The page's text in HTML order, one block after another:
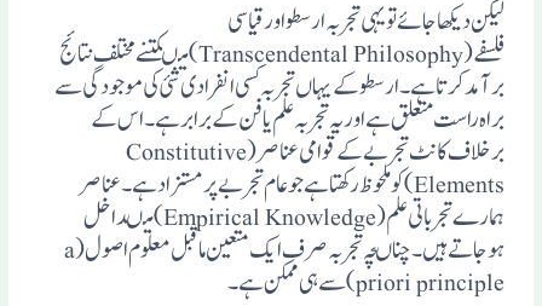
لیکن دیکھاجائے تویہی تجربہ ارسطواورقیاسی
فلسفے(Transcendental Philosophy) میںکتنے مختلف نتائج
برآمدکرتاہے ۔ارسطوکے یہاں تجربہ کسی انفرادی شئی کی موجودگی سے
براہ راست متعلق ہے اوریہ تجربہ علم یافن کے برابرہے ۔اس کے
برخلاف کانٹ تجربے کے قوامی عناصر(Constitutive
Elements)کوملحوظ رکھتاہے جوعام تجربے پرمستزادہے ۔عناصر
ہمارے تجرباتی علم (Empirical Knowledge) میںداخل
ہوجاتے ہیں۔چناںچہ تجربہ صرف ایک متعین ماقبل معلوم اصول(a
priori principle)سے ہی ممکن ہے ۔